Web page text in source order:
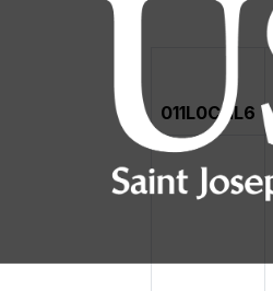
011L0CHL6